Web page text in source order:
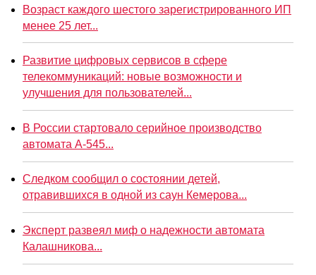
Возраст каждого шестого зарегистрированного ИП
менее 25 лет...
Развитие цифровых сервисов в сфере
телекоммуникаций: новые возможности и
улучшения для пользователей...
В России стартовало серийное производство
автомата А-545...
Следком сообщил о состоянии детей,
отравившихся в одной из саун Кемерова...
Эксперт развеял миф о надежности автомата
Калашникова...